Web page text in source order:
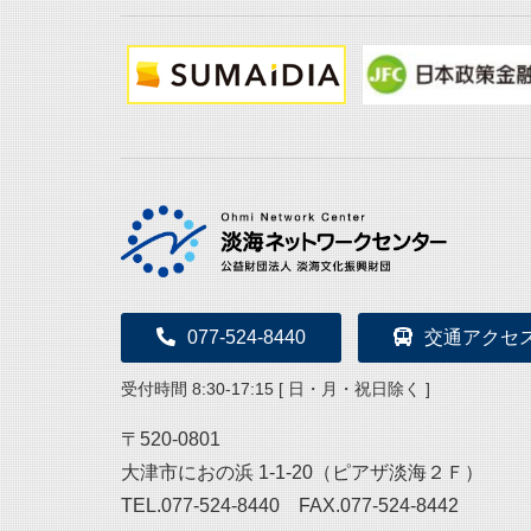
077-524-8440 交通アクセ
受付時間 8:30-17:15 [ 日・月・祝日除く ]
〒520-0801
大津市におの浜 1-1-20（ピアザ淡海２Ｆ）
TEL.077-524-8440 FAX.077-524-8442